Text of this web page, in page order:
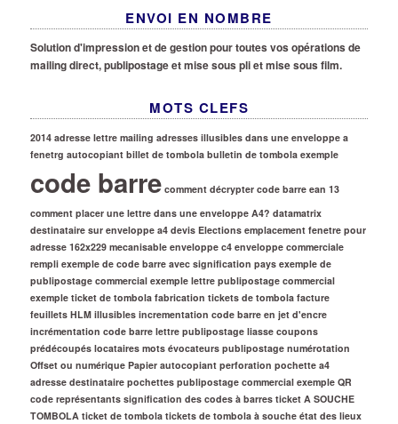
ENVOI EN NOMBRE
Solution d'impression et de gestion pour toutes vos opérations de
mailing direct, publipostage et mise sous pli et mise sous film.
MOTS CLEFS
2014 adresse lettre mailing adresses illusibles dans une enveloppe a
fenetrg autocopiant billet de tombola bulletin de tombola exemple
code barre comment décrypter code barre ean 13
comment placer une lettre dans une enveloppe A4? datamatrix
destinataire sur enveloppe a4 devis Elections emplacement fenetre pour
adresse 162x229 mecanisable enveloppe c4 enveloppe commerciale
rempli exemple de code barre avec signification pays exemple de
publipostage commercial exemple lettre publipostage commercial
exemple ticket de tombola fabrication tickets de tombola facture
feuillets HLM illusibles incrementation code barre en jet d'encre
incrémentation code barre lettre publipostage liasse coupons
prédécoupés locataires mots évocateurs publipostage numérotation
Offset ou numérique Papier autocopiant perforation pochette a4
adresse destinataire pochettes publipostage commercial exemple QR
code représentants signification des codes à barres ticket A SOUCHE
TOMBOLA ticket de tombola tickets de tombola à souche état des lieux